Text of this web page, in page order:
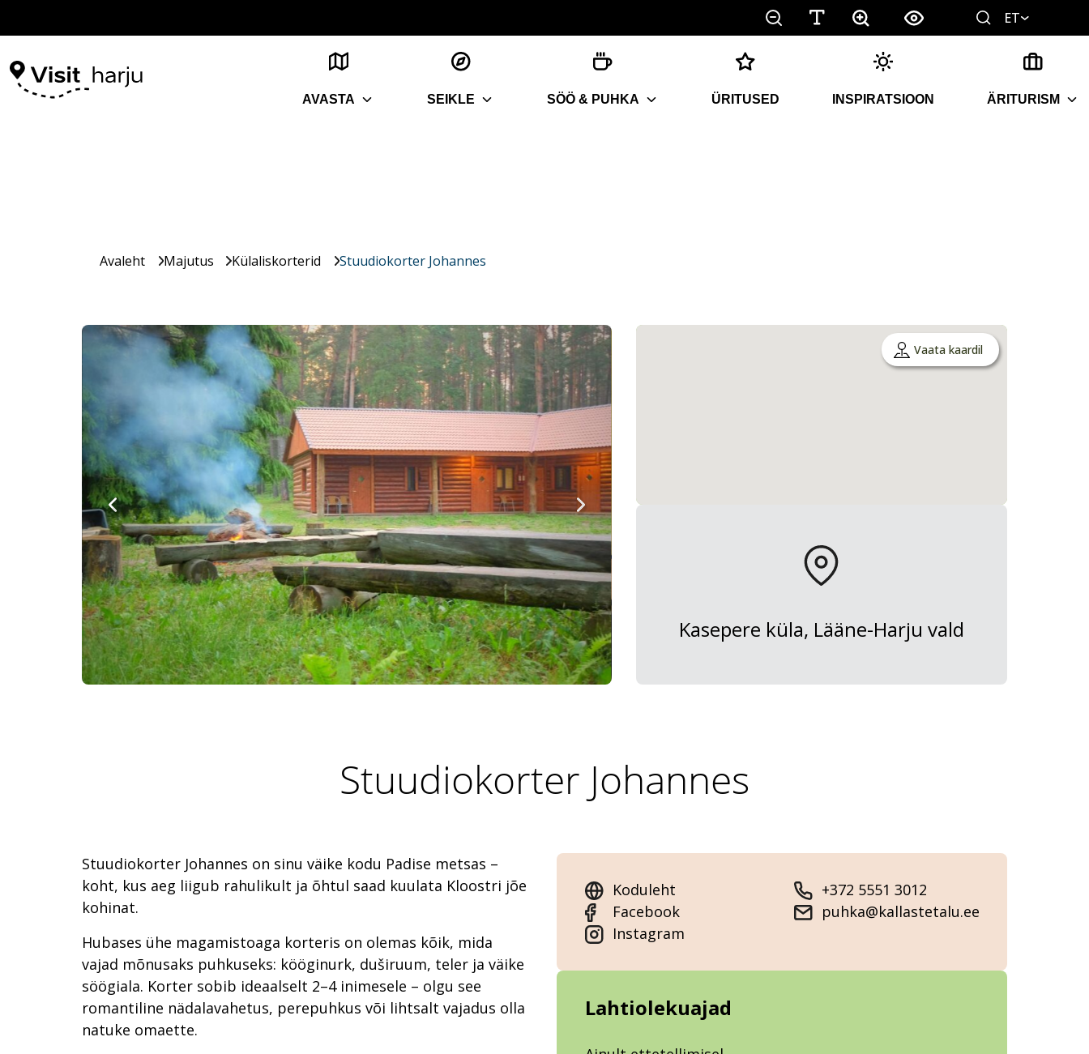
ET
AVASTA SEIKLE SÖÖ & PUHKA ÜRITUSED INSPIRATSIOON ÄRITURISM
Avaleht Majutus Külaliskorterid Stuudiokorter Johannes
Vaata kaardil
Kasepere küla, Lääne-Harju vald
Stuudiokorter Johannes
Stuudiokorter Johannes on sinu väike kodu Padise metsas –
koht, kus aeg liigub rahulikult ja õhtul saad kuulata Kloostri jõe
kohinat.
Hubases ühe magamistoaga korteris on olemas kõik, mida
vajad mõnusaks puhkuseks: kööginurk, duširuum, teler ja väike
söögiala. Korter sobib ideaalselt 2–4 inimesele – olgu see
romantiline nädalavahetus, perepuhkus või lihtsalt vajadus olla
natuke omaette.
Koduleht
Facebook
Instagram
+372 5551 3012
puhka@kallastetalu.ee
Lahtiolekuajad